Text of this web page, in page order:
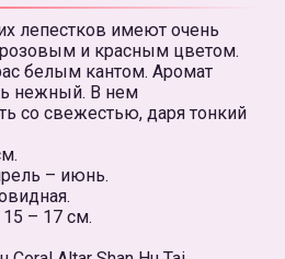
лепестков имеют очень
и красным цветом.
белым кантом. Аромат
нежный. В нем
со свежестью, даря тонкий
– июнь.
– 17 см.